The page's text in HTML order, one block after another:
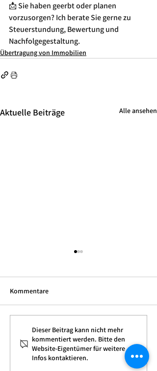
📩 Sie haben geerbt oder planen
vorzusorgen? Ich berate Sie gerne zu
Steuerstundung, Bewertung und
Nachfolgegestaltung.
Übertragung von Immobilien
Aktuelle Beiträge Alle ansehen
💡 Schenkung mit Folgen:
Warum alte
Wertfeststellungen später
teuer werden können
Kommentare
Dieser Beitrag kann nicht mehr
kommentiert werden. Bitte den
Website-Eigentümer für weitere
Infos kontaktieren.